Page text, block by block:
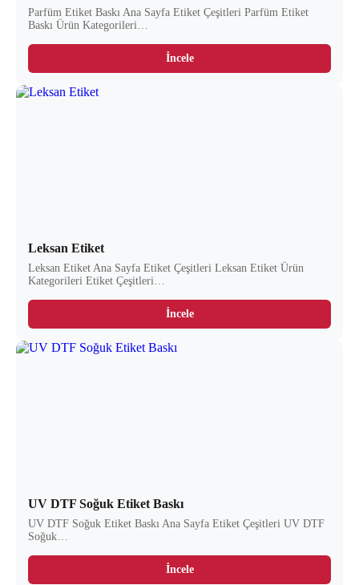
Parfüm Etiket Baskı Ana Sayfa Etiket Çeşitleri Parfüm Etiket
Baskı Ürün Kategorileri…
İncele
Leksan Etiket
Leksan Etiket Ana Sayfa Etiket Çeşitleri Leksan Etiket Ürün
Kategorileri Etiket Çeşitleri…
İncele
UV DTF Soğuk Etiket Baskı
UV DTF Soğuk Etiket Baskı Ana Sayfa Etiket Çeşitleri UV DTF
Soğuk…
İncele